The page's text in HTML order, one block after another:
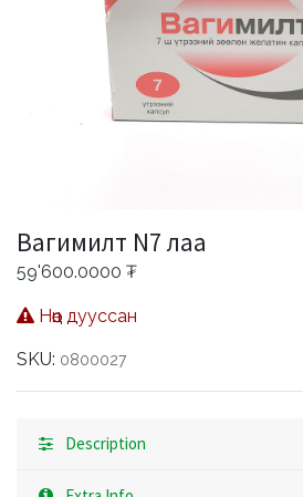
Вагимилт N7 лаа
59'600.0000 ₮
Нөөц дууссан
SKU: 0800027
Description